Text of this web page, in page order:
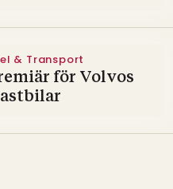
& Transport
för Volvos